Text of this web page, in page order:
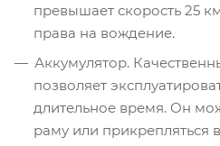
превышает скорость 25
права на вождение.
Аккумулятор.
позволяет
длительное время. Он
раму или прикрепляться